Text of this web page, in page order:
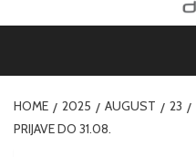
HOME 2025 AUGUST 23
PRIJAVE DO 31.08.